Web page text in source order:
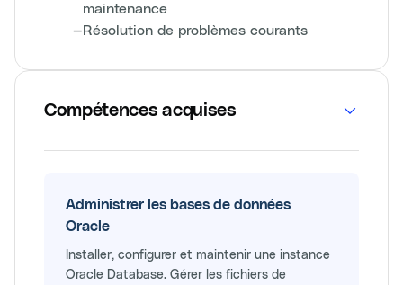
maintenance
—Résolution de problèmes courants
Compétences acquises
Administrer les bases de données
Oracle
Installer, configurer et maintenir une instance
Oracle Database. Gérer les fichiers de